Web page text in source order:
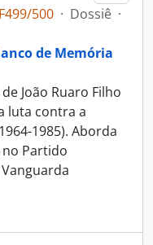
500 · Dossiê ·
de Memória
João Ruaro Filho
luta contra a
1985). Aborda
Partido